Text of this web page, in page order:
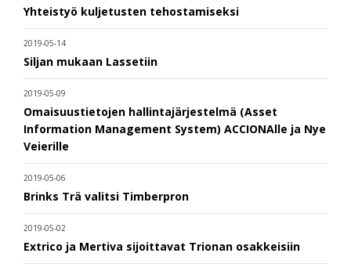
Yhteistyö kuljetusten tehostamiseksi
2019-05-14
Siljan mukaan Lassetiin
2019-05-09
Omaisuustietojen hallintajärjestelmä (Asset
Information Management System) ACCIONAlle ja Nye
Veierille
2019-05-06
Brinks Trä valitsi Timberpron
2019-05-02
Extrico ja Mertiva sijoittavat Trionan osakkeisiin